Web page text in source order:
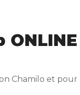
Chamilo et pour